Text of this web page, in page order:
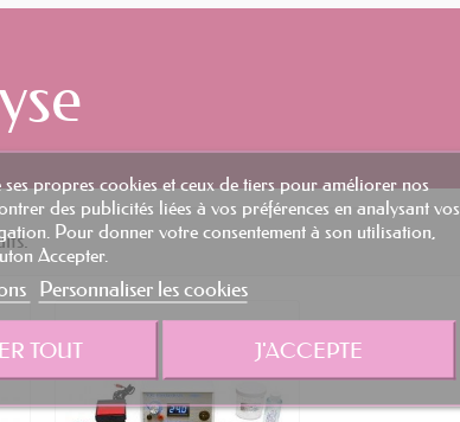
favorite_border
ses propres cookies et ceux de tiers pour améliorer nos
des publicités liées à vos préférences en analysant vos
Pour donner votre consentement à son utilisation,
Accepter.
Personnaliser les cookies
TOUT J'ACCEPTE